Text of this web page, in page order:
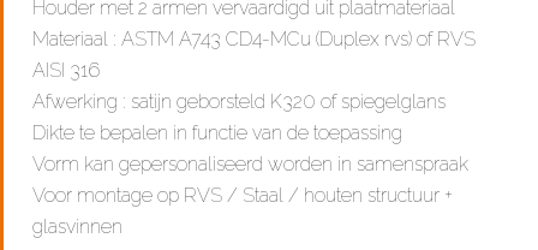
Houder met 2 armen vervaardigd uit plaatmateriaal
Materiaal : ASTM A743 CD4-MCu (Duplex rvs) of RVS
AISI 316
Afwerking : satijn geborsteld K320 of spiegelglans
Dikte te bepalen in functie van de toepassing
Vorm kan gepersonaliseerd worden in samenspraak
Voor montage op RVS / Staal / houten structuur +
glasvinnen